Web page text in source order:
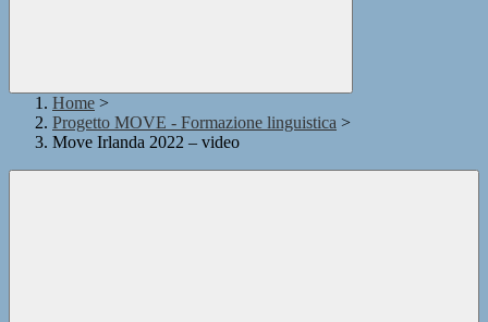
Home >
Progetto MOVE - Formazione linguistica >
Move Irlanda 2022 – video